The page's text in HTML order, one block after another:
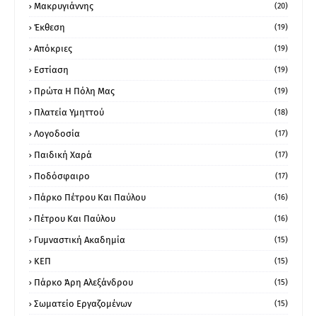
Μακρυγιάννης (20)
Έκθεση (19)
Απόκριες (19)
Εστίαση (19)
Πρώτα Η Πόλη Μας (19)
Πλατεία Υμηττού (18)
Λογοδοσία (17)
Παιδική Χαρά (17)
Ποδόσφαιρο (17)
Πάρκο Πέτρου Και Παύλου (16)
Πέτρου Και Παύλου (16)
Γυμναστική Ακαδημία (15)
ΚΕΠ (15)
Πάρκο Άρη Αλεξάνδρου (15)
Σωματείο Εργαζομένων (15)